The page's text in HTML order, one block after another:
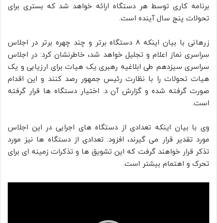
برنامه کاری توسط هر دستگاه ارائه خواهد شد که بستری برای
تحولات پنج سال آینده است.
زرهانی با بیان اینکه ۸ دستگاه برتر و چند چهره برتر در اجلاس
سراسری نماز اعلام و تجلیل خواهد شد، خاطرنشان کرد: در اجلاس
سراسری سیزدهم طی ابلاغیه رهبری یک هیات برای ارزیابی و یک
هیات تحولات را با نظارت رئیس جمهور رصد کنند و این اقدام
صورت گرفته شده و گزارش آن د. اختیار دستگاه ها قرار گرفته
است.
وی با بیان اینکه تعدادی از دستگاه های اجرایی در این اجلاس
مورد تقدیر قرار می گیرند، افزود: تعدادی از دستگاه ها نیز مورد
تذکر قرار خواهند گرفت که این تشویق ها و تذکرات زمینه ای برای
تحرک و اهتمام بیشتر است.